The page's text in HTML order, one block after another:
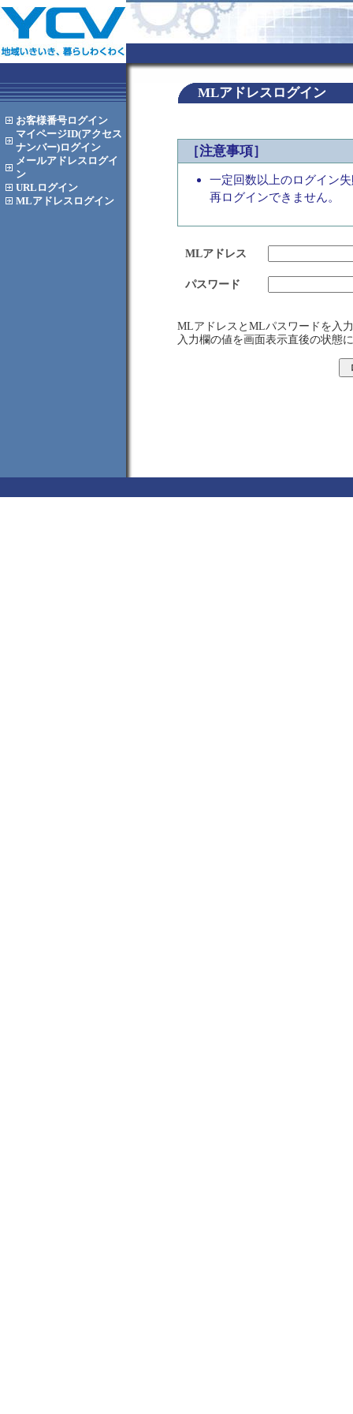
お客様番号ログイン
マイページID(アクセス
ナンバー)ログイン
メールアドレス ログイ
ン
URL ログイン
MLアドレス ログイン
MLアドレスログイン
［注意事項］
一定回数以上のログイン
再ログインできません。
MLアドレス
パスワード
MLアドレスとMLパスワードを入
入力欄の値を画面表示直後の状態